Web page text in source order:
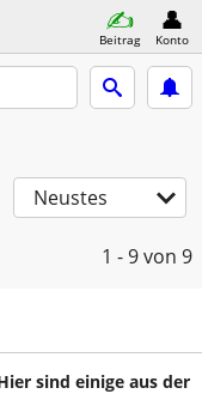
Beitrag Konto
Neustes
1 - 9von 9
sind einige aus der